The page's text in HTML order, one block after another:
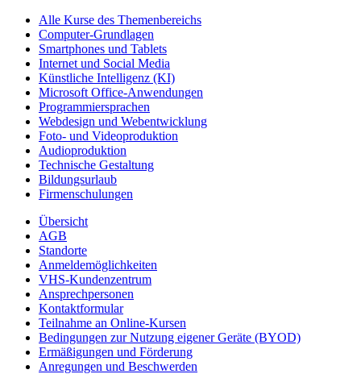
Alle Kurse des Themenbereichs
Computer-Grundlagen
Smartphones und Tablets
Internet und Social Media
Künstliche Intelligenz (KI)
Microsoft Office-Anwendungen
Programmiersprachen
Webdesign und Webentwicklung
Foto- und Videoproduktion
Audioproduktion
Technische Gestaltung
Bildungsurlaub
Firmenschulungen
Übersicht
AGB
Standorte
Anmeldemöglichkeiten
VHS-Kundenzentrum
Ansprechpersonen
Kontaktformular
Teilnahme an Online-Kursen
Bedingungen zur Nutzung eigener Geräte (BYOD)
Ermäßigungen und Förderung
Anregungen und Beschwerden